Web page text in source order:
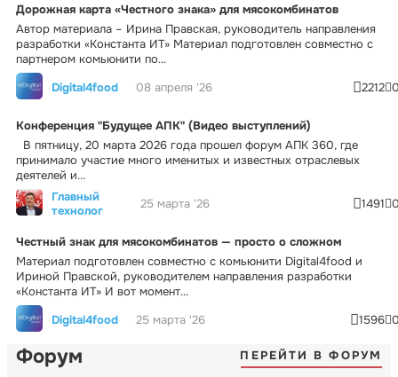
Дорожная карта «Честного знака» для мясокомбинатов
Автор материала – Ирина Правская, руководитель направления
разработки «Константа ИТ» Материал подготовлен совместно с
партнером комьюнити по...
Digital4food
08 апреля '26 2212
Конференция "Будущее АПК" (Видео выступлений)
В пятницу, 20 марта 2026 года прошел форум АПК 360, где
принимало участие много именитых и известных отраслевых
деятелей и...
Главный
технолог
25 марта '26 1491
Честный знак для мясокомбинатов — просто о сложном
Материал подготовлен совместно с комьюнити Digital4food и
Ириной Правской, руководителем направления разработки
«Константа ИТ» И вот момент...
Digital4food
25 марта '26 1596
Форум ПЕРЕЙТИ В ФОРУМ